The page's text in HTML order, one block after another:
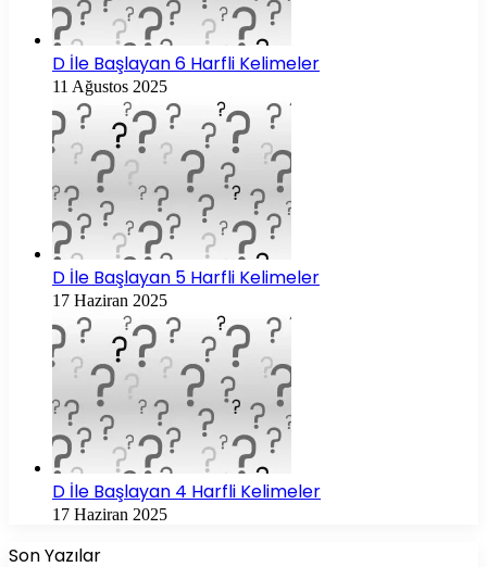
D İle Başlayan 6 Harfli Kelimeler
11 Ağustos 2025
D İle Başlayan 5 Harfli Kelimeler
17 Haziran 2025
D İle Başlayan 4 Harfli Kelimeler
17 Haziran 2025
Son Yazılar